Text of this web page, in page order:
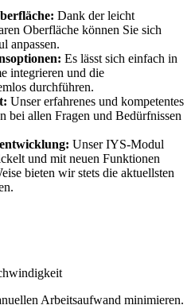
Dank der leicht
Oberfläche können Sie sich
anpassen.
Es lässt sich einfach in
integrieren und die
durchführen.
Unser erfahrenes und kompetentes
bei allen Fragen und Bedürfnissen
Unser IYS-Modul
und mit neuen Funktionen
bieten wir stets die aktuellsten
Arbeitsaufwand minimieren.